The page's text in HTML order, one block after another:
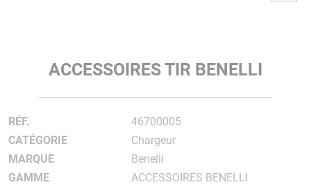
ACCESSOIRES TIR BENELLI
RÉF.
46700005
CATÉGORIE
Chargeur
MARQUE
Benelli
GAMME
ACCESSOIRES BENELLI